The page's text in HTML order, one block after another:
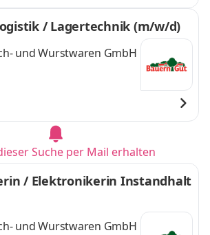
/ Lagertechnik (m/w/d)
und Wurstwaren GmbH
Suche per Mail erhalten
/ Elektronikerin Instandhalt
und Wurstwaren GmbH